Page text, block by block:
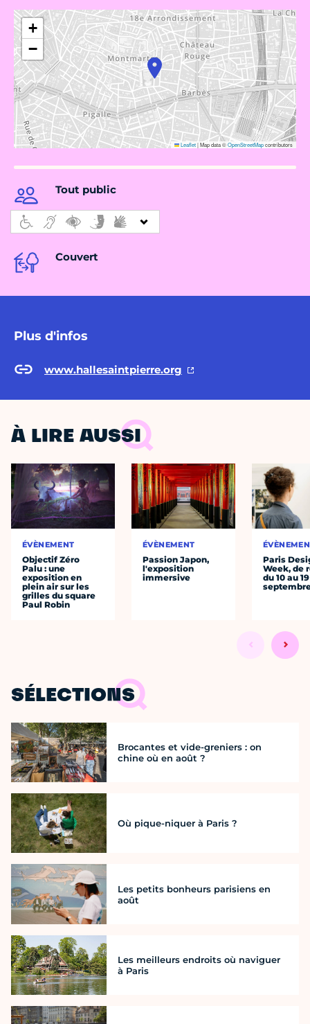
+
−
Leaflet|Map data ©OpenStreetMapcontributors
Tout public
Couvert
Plus d'infos
www.hallesaintpierre.org
À LIRE AUSSI
ÉVÈNEMENT
Objectif Zéro
Palu : une
exposition en
plein air sur les
grilles du square
Paul Robin
ÉVÈNEMENT
Passion Japon,
l'exposition
immersive
Paris
Week, de
du 10 au 19
SÉLECTIONS
Brocantes et vide-greniers : on
chine où en août ?
Où pique-niquer à Paris ?
Les petits bonheurs parisiens en
août
Les meilleurs endroits où naviguer
à Paris